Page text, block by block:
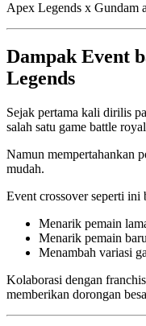
Apex Legends x Gundam
Dampak Event
Legends
Sejak pertama kali dirilis
salah satu game battle
Namun mempertahankan
mudah.
Event crossover seperti ini
Menarik pemain
Menarik pemain baru
Menambah variasi
Kolaborasi dengan
memberikan dorongan